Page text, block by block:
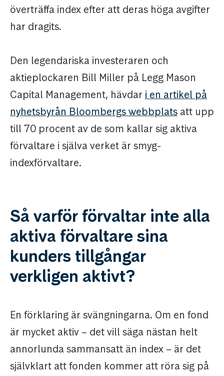
överträffa index efter att deras höga avgifter
har dragits.
Den legendariska investeraren och
aktieplockaren Bill Miller på Legg Mason
Capital Management, hävdar i en artikel på
nyhetsbyrån Bloombergs webbplats att upp
till 70 procent av de som kallar sig aktiva
förvaltare i själva verket är smyg-
indexförvaltare.
Så varför förvaltar inte alla
aktiva förvaltare sina
kunders tillgångar
verkligen aktivt?
En förklaring är svängningarna. Om en fond
är mycket aktiv – det vill säga nästan helt
annorlunda sammansatt än index – är det
självklart att fonden kommer att röra sig på